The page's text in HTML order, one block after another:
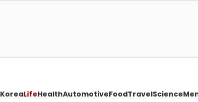
KoreaLifeHealthAutomotiveFoodTravelScience